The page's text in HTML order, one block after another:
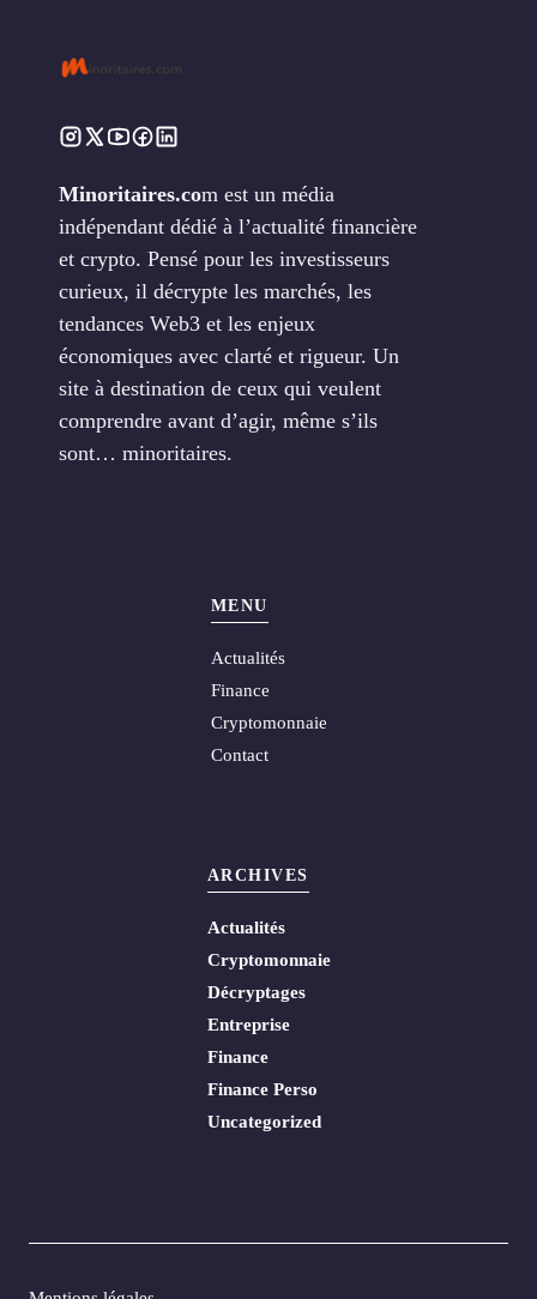
Minoritaires.com est un média
indépendant dédié à l’actualité financière
et crypto. Pensé pour les investisseurs
curieux, il décrypte les marchés, les
tendances Web3 et les enjeux
économiques avec clarté et rigueur. Un
site à destination de ceux qui veulent
comprendre avant d’agir, même s’ils
sont… minoritaires.
MENU
Actualités
Finance
Cryptomonnaie
Contact
ARCHIVES
Actualités
Cryptomonnaie
Décryptages
Entreprise
Finance
Finance Perso
Uncategorized